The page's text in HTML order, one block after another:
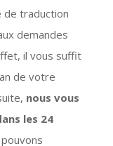
de traduction
demandes
il vous suffit
de votre
nous vous
les 24